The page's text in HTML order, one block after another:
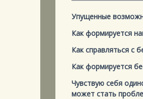
Упущенные
Как формируется
Как справляться с
Как формируется
Чувствую себя
может стать